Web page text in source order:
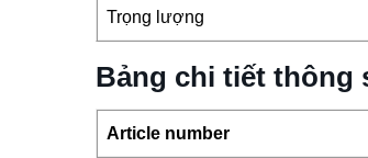
Trọng lượng
Bảng chi tiết thông
Article number